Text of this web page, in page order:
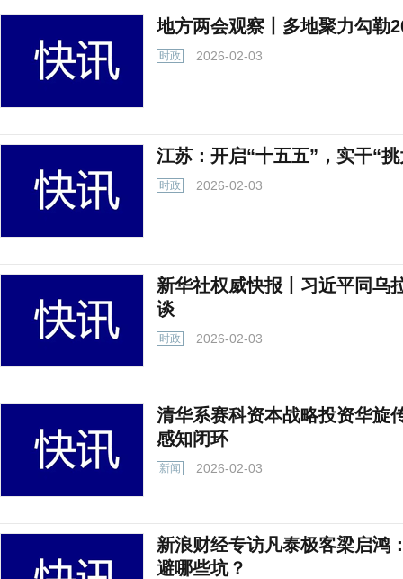
地方两会观察丨多地聚力勾勒
时政 2026-02-03
江苏：开启“十五五”，实干“
时政 2026-02-03
新华社权威快报丨习近平同乌
谈
时政 2026-02-03
清华系赛科资本战略投资华旋
感知闭环
新闻 2026-02-03
新浪财经专访凡泰极客梁启鸿
避哪些坑？